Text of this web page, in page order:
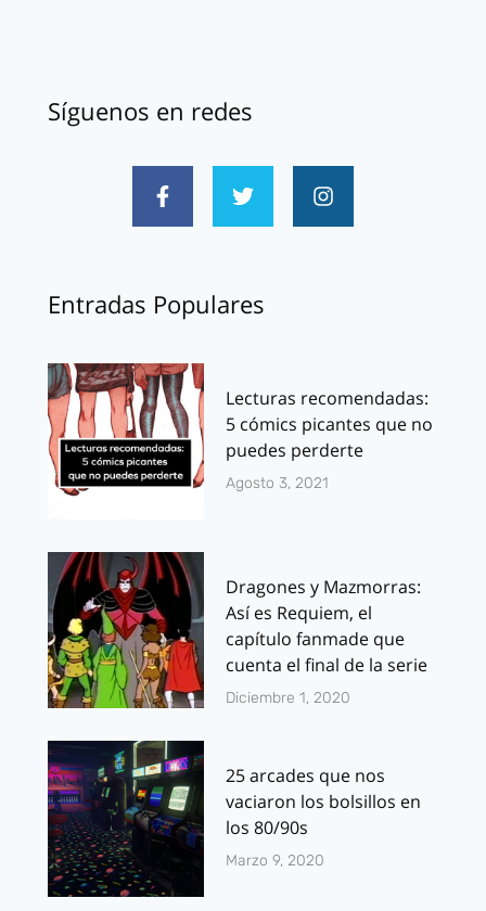
Síguenos en redes
Entradas Populares
Lecturas recomendadas:
5 cómics picantes que no
puedes perderte
Agosto 3, 2021
Dragones y Mazmorras:
Así es Requiem, el
capítulo fanmade que
cuenta el final de la serie
Diciembre 1, 2020
25 arcades que nos
vaciaron los bolsillos en
los 80/90s
Marzo 9, 2020